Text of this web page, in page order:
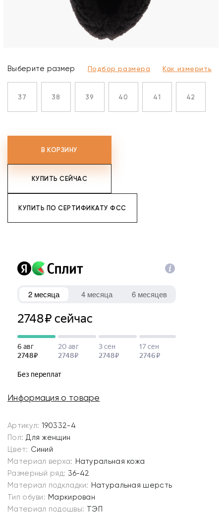
Выберите размер Подбор размера Как измерить
37 38 39 40 41 42
В КОРЗИНУ
КУПИТЬ СЕЙЧАС
КУПИТЬ ПО СЕРТИФИКАТУ ФСС
Информация о товаре
Артикул: 190332-4
Пол: Для женщин
Цвет: Синий
Материал верха: Натуральная кожа
Размерный ряд: 36-42
Материал подкладки: Натуральная шерсть
Тип обуви: Маркирован
Материал подошвы: ТЭП